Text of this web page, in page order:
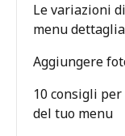
Le variazioni
menu
Aggiungere
10 consigli
del tuo menu